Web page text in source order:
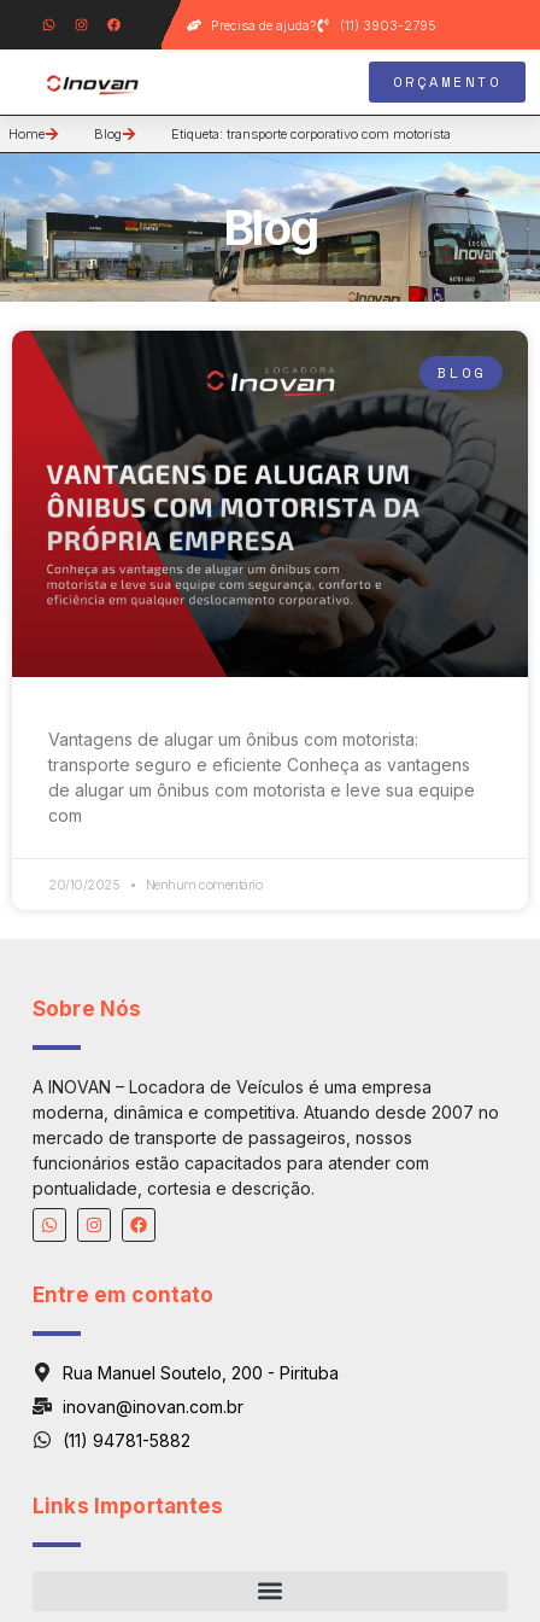
Precisa de ajuda? (11) 3903-2795
ORÇAMENTO
Home Blog Etiqueta: transporte corporativo com motorista
Blog
BLOG
Vantagens de alugar um ônibus com motorista:
transporte seguro e eficiente Conheça as vantagens
de alugar um ônibus com motorista e leve sua equipe
com
20/10/2025 Nenhum comentário
Sobre Nós
A INOVAN – Locadora de Veículos é uma empresa
moderna, dinâmica e competitiva. Atuando desde 2007 no
mercado de transporte de passageiros, nossos
funcionários estão capacitados para atender com
pontualidade, cortesia e descrição.
Entre em contato
Rua Manuel Soutelo, 200 - Pirituba
inovan@inovan.com.br
(11) 94781-5882
Links Importantes